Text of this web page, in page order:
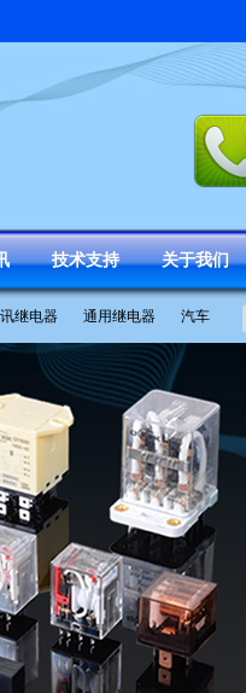
技术支持 关于我们
继电器 通用继电器 汽车